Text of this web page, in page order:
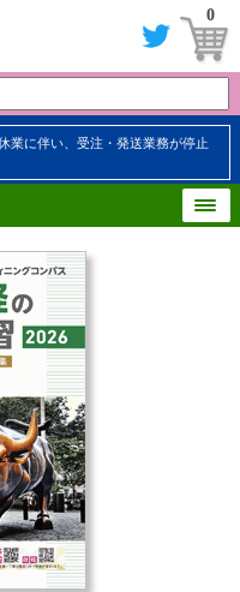
0
業に伴い、受注・発送業務が停止